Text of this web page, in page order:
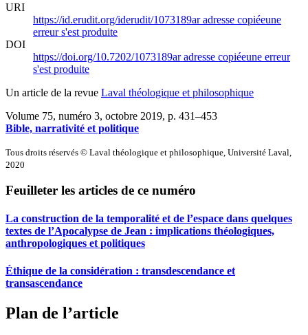
URI
https://id.erudit.org/iderudit/1073189aradresse copiéeune
erreur s'est produite
DOI
https://doi.org/10.7202/1073189aradresse copiéeune erreur
s'est produite
Un article de la revue Laval théologique et philosophique
Volume 75, numéro 3, octobre 2019, p. 431–453
Bible, narrativité et politique
Tous droits réservés © Laval théologique et philosophique, Université Laval,
2020
Feuilleter les articles de ce numéro
La construction de la temporalité et de l’espace dans quelques
textes de l’Apocalypse de Jean : implications théologiques,
anthropologiques et politiques
Éthique de la considération : transdescendance et
transascendance
Plan de l’article